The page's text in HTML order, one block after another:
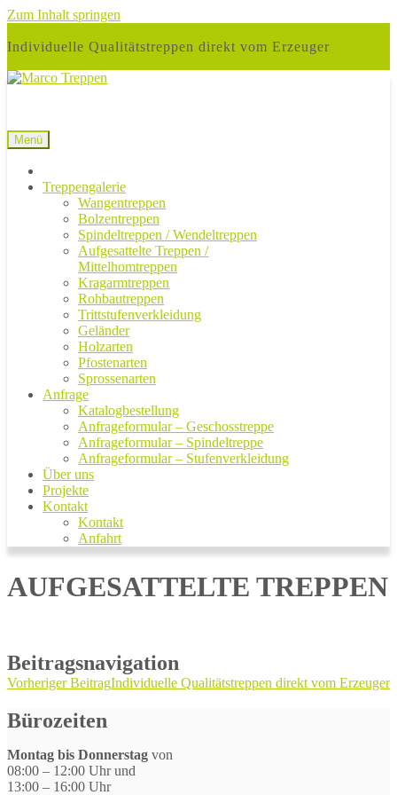
Zum Inhalt springen
Individuelle Qualitätstreppen direkt vom Erzeuger
Menü
Treppengalerie
Wangentreppen
Bolzentreppen
Spindeltreppen / Wendeltreppen
Aufgesattelte Treppen /
Mittelhomtreppen
Kragarmtreppen
Rohbautreppen
Trittstufenverkleidung
Geländer
Holzarten
Pfostenarten
Sprossenarten
Anfrage
Katalogbestellung
Anfrageformular – Geschosstreppe
Anfrageformular – Spindeltreppe
Anfrageformular – Stufenverkleidung
Über uns
Projekte
Kontakt
Kontakt
Anfahrt
AUFGESATTELTE TREPPEN
Beitragsnavigation
Vorheriger BeitragIndividuelle Qualitätstreppen direkt vom Erzeuger
Bürozeiten
Montag bis Donnerstag von
08:00 – 12:00 Uhr und
13:00 – 16:00 Uhr